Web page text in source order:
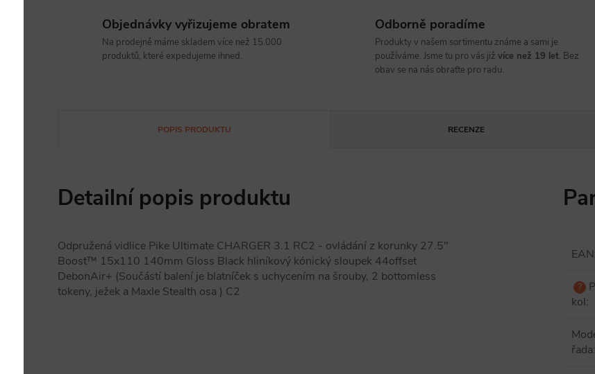
Objednávky vyřizujeme obratem
Na prodejně máme skladem více než 15.000
produktů, které expedujeme ihned.
Odborně poradíme
Produkty v našem sortimentu známe a sami je
používáme. Jsme tu pro vás již více než 19 let. Bez
obav se na nás obraťte pro radu.
POPIS PRODUKTU RECENZE
Detailní popis produktu
Odpružená vidlice Pike Ultimate CHARGER 3.1 RC2 - ovládání z korunky 27.5"
Boost™ 15x110 140mm Gloss Black hliníkový kónický sloupek 44offset
DebonAir+ (Součástí balení je blatníček s uchycením na šrouby, 2 bottomless
tokeny, ježek a Maxle Stealth osa ) C2
EAN
?
kol:
řada: